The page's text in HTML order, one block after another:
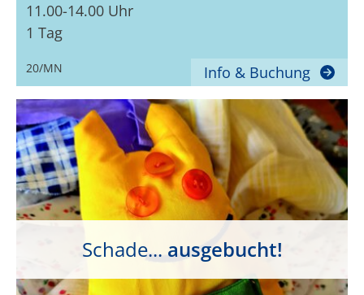
11.00-14.00 Uhr
1 Tag
20/MN Info & Buchung
Schade... ausgebucht!